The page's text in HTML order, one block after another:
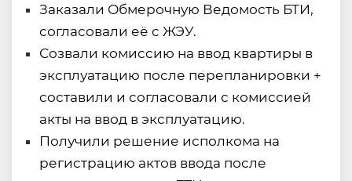
Заказали Обмерочную Ведомость БТИ,
согласовали её с ЖЭУ.
Созвали комиссию на ввод квартиры в
эксплуатацию после перепланировки +
составили и согласовали с комиссией
акты на ввод в эксплуатацию.
Получили решение исполкома на
регистрацию актов ввода после